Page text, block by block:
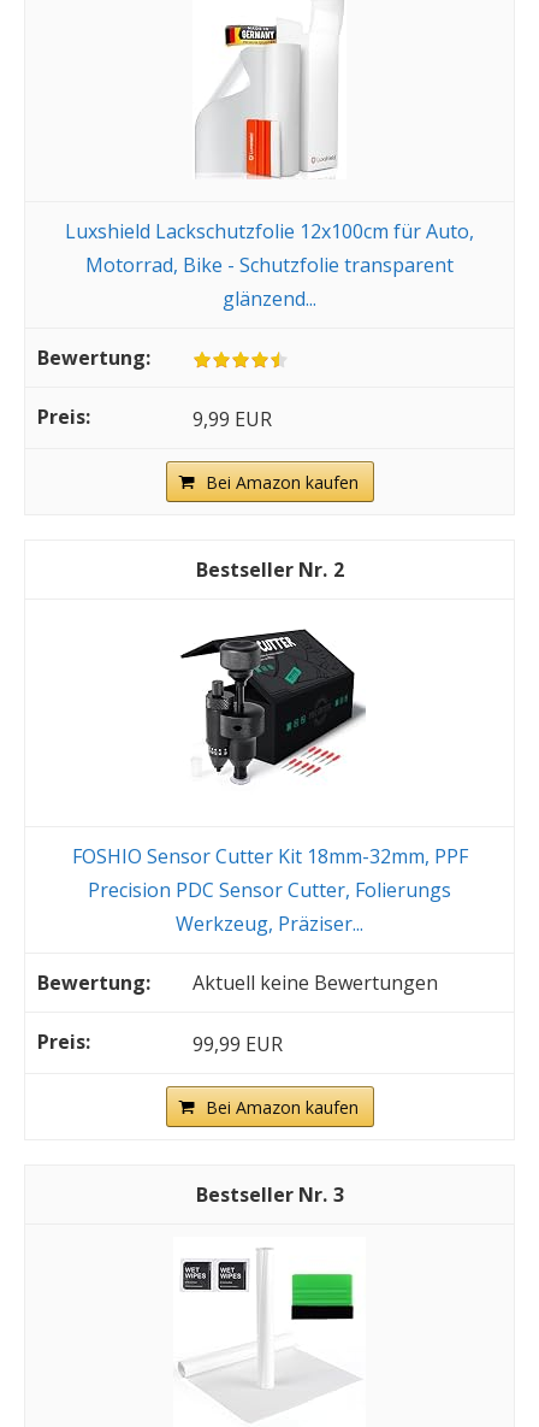
Luxshield Lackschutzfolie 12x100cm für Auto,
Motorrad, Bike - Schutzfolie transparent
glänzend...
9,99 EUR
Bei Amazon kaufen
2
FOSHIO Sensor Cutter Kit 18mm-32mm, PPF
Precision PDC Sensor Cutter, Folierungs
Werkzeug, Präziser...
Aktuell keine Bewertungen
99,99 EUR
Bei Amazon kaufen
3